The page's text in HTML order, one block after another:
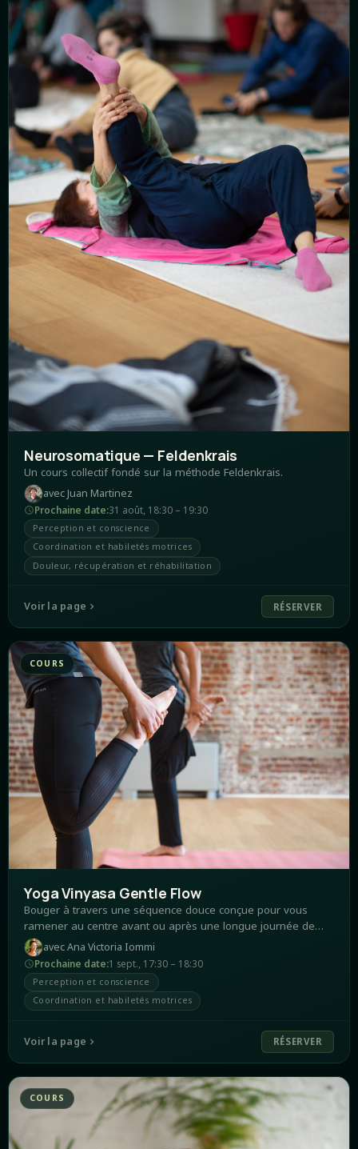
Neurosomatique — Feldenkrais
Un cours collectif fondé sur la méthode Feldenkrais.
avec Juan Martinez
Prochaine date:31 août, 18:30 – 19:30
Perception et conscience
Coordination et habiletés motrices
Douleur, récupération et réhabilitation
Voir la page RÉSERVER
COURS
Yoga Vinyasa Gentle Flow
Bouger à travers une séquence douce conçue pour vous
ramener au centre avant ou après une longue journée de
travail. Vous repartirez avec un sentiment de calme et
d'épanouissement, connecté à votre respiration, à vous-
même.
avecAna Victoria Iommi
Prochaine date:1 sept., 17:30 – 18:30
Perception et conscience
Coordination et habiletés motrices
Voir la page RÉSERVER
COURS